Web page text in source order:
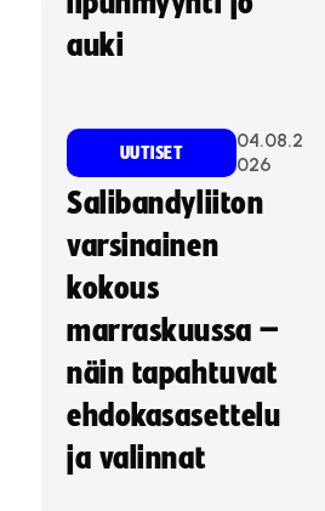
auki
UUTISET
04.08.2
026
Salibandyliiton
varsinainen
kokous
marraskuussa –
näin tapahtuvat
ehdokasasettelu
ja valinnat